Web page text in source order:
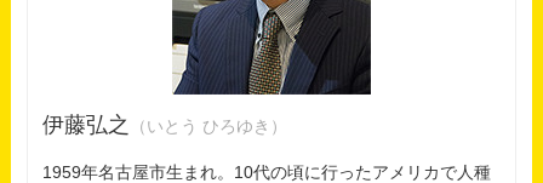
伊藤弘之 （いとう ひろゆき）
1959年名古屋市生まれ。10代の頃に行ったアメリカで人種